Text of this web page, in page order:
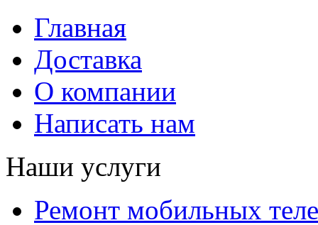
Главная
Доставка
О компании
Написать нам
Наши услуги
Ремонт мобильных